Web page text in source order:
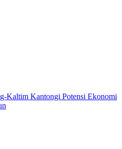
Kaltim Kantongi Potensi Ekonomi